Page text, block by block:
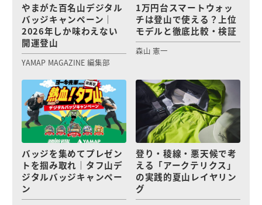
やまがた百名山デジタル
バッジキャンペーン｜
2026年しか味わえない
開運登山
YAMAP MAGAZINE 編集部
1万円台スマートウォッ
チは登山で使える？上位
モデルと徹底比較・検証
森山 憲一
バッジを集めてプレゼン
トを掴み取れ｜タフ山デ
ジタルバッジキャンペー
ン
登り・稜線・悪天候で考
える「アークテリクス」
の実践的夏山レイヤリン
グ